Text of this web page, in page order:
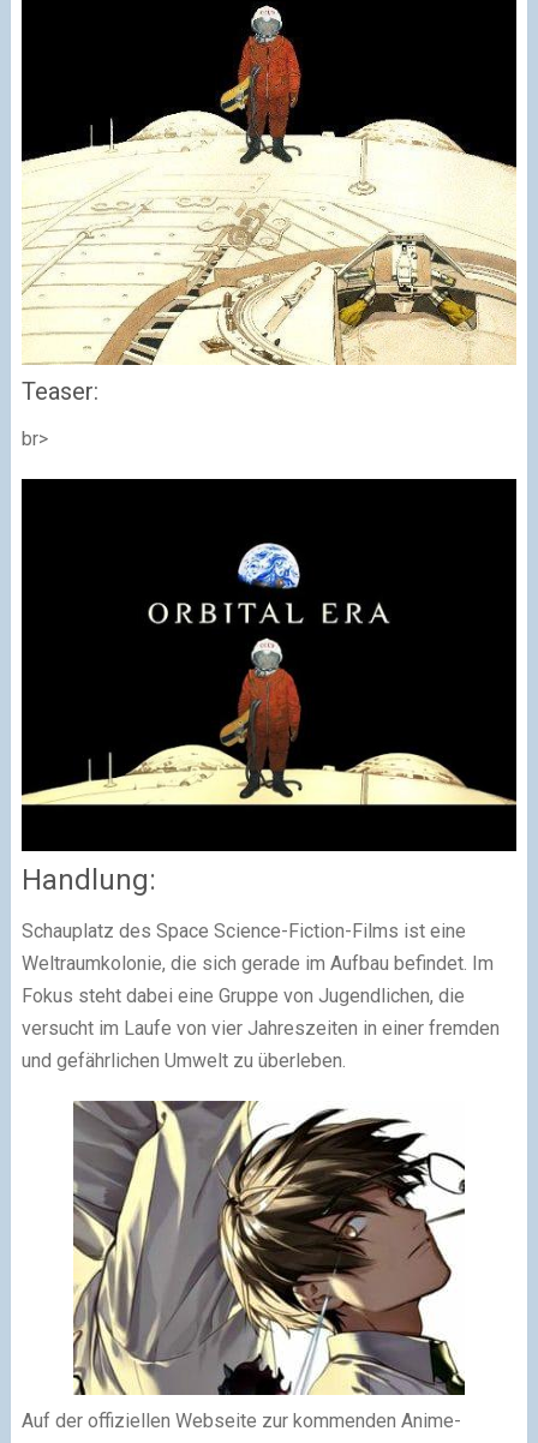
Teaser:
br>
Handlung:
Schauplatz des Space Science-Fiction-Films ist eine
Weltraumkolonie, die sich gerade im Aufbau befindet. Im
Fokus steht dabei eine Gruppe von Jugendlichen, die
versucht im Laufe von vier Jahreszeiten in einer fremden
und gefährlichen Umwelt zu überleben.
Auf der offiziellen Webseite zur kommenden Anime-